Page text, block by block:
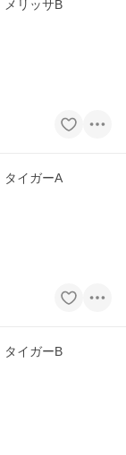
メリッサB
タイガーA
タイガーB